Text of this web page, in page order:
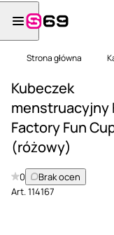
Strona główna
Kubeczek
menstruacyjny
Factory Fun
(różowy)
0
Brak ocen
Art.114167